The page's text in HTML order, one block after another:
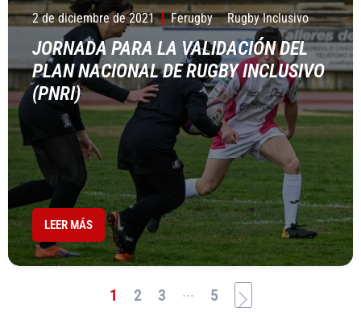
2 de diciembre de 2021 Ferugby Rugby Inclusivo
JORNADA PARA LA VALIDACIÓN DEL
PLAN NACIONAL DE RUGBY INCLUSIVO
(PNRI)
LEER MÁS
1 2 3 ... 5